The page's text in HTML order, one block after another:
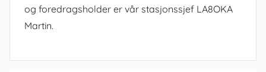
og foredragsholder er vår stasjonssjef LA8OKA
Martin.